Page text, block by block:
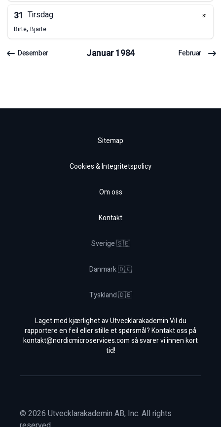
31 Tirsdag 31
Birte, Bjarte
Desember Januar1984 Februar
Sitemap
Cookies & Integritetspolicy
Om oss
Kontakt
Sverige 🇸🇪
Danmark 🇩🇰
Tyskland 🇩🇪
Laget med kjærlighet av Utvecklarakademin Vil du
rapportere en feil eller stille et spørsmål? Kontakt oss på
kontakt@nordicmicroservices.comså svarer vi innen kort
tid!
© 2026 Utvecklarakademin AB, Inc. All rights